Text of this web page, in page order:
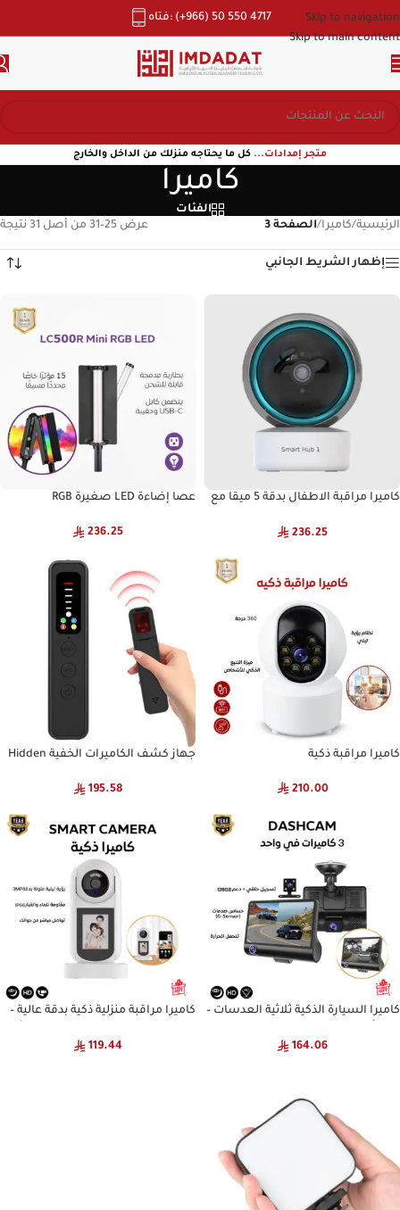
Skip to navigation
Skip to main content
هاتف: (+966) 50 550 4717
متجر إمدادات... كل ما يحتاجه منزلك من الداخل والخارج
كاميرا
الفئات
الرئيسية/كاميرا/الصفحة 3 عرض 25–31 من أصل 31 نتيجة
إظهار الشريط الجانبي
كاميرا مراقبة الاطفال بدقة 5 ميقا مع
236.25
عصا إضاءة LED صغيرة RGB
236.25
كاميرا مراقبة ذكية
210.00
جهاز كشف الكاميرات الخفية Hidden
لمسافة 5 أمتار – صغير الحجم خفيف
195.58
كاميرا السيارة الذكية ثلاثية العدسات –
164.06
كاميرا مراقبة منزلية ذكية بدقة عالية –
119.44